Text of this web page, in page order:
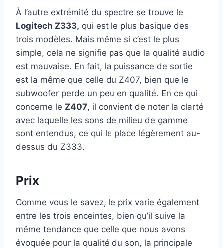
À l’autre extrémité du spectre se trouve le
Logitech Z333, qui est le plus basique des
trois modèles. Mais même si c’est le plus
simple, cela ne signifie pas que la qualité audio
est mauvaise. En fait, la puissance de sortie
est la même que celle du Z407, bien que le
subwoofer perde un peu en qualité. En ce qui
concerne le Z407, il convient de noter la clarté
avec laquelle les sons de milieu de gamme
sont entendus, ce qui le place légèrement au-
dessus du Z333.
Prix
Comme vous le savez, le prix varie également
entre les trois enceintes, bien qu’il suive la
même tendance que celle que nous avons
évoquée pour la qualité du son, la principale